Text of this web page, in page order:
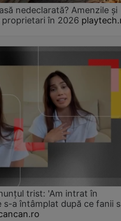
nedeclarată? Amenzile și
proprietari în 2026
trist: 'Am intrat în
s-a întâmplat după ce fanii